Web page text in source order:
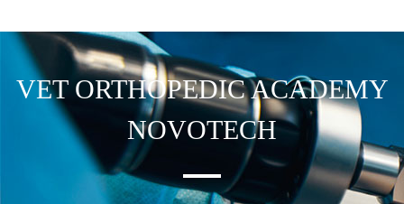
VET ORTHOPEDICACADEMY
NOVOTECH